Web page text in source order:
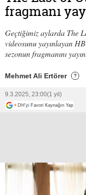
fragmanı
Geçtiğimiz aylarda The
videosunu yayınlayan
sezonun fragmanını
Mehmet Ali Ertörer ?
9.3.2025, 23:00(1 yıl)
+ DH'yi Favori Kaynağın Yap